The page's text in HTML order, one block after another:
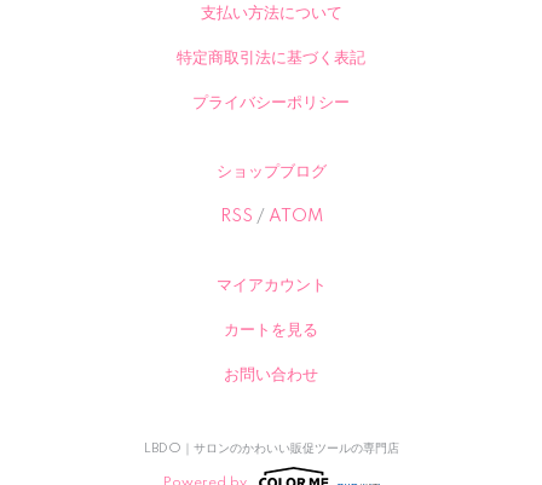
支払い方法について
特定商取引法に基づく表記
プライバシーポリシー
ショップブログ
RSS / ATOM
マイアカウント
カートを見る
お問い合わせ
LBDO｜サロンのかわいい販促ツールの専門店